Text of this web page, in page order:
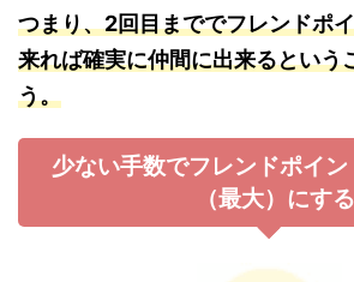
つまり、2回目まででフレンドポ
来れば確実に仲間に出来るという
う。
少ない手数でフレンドポイ
（最大）にする